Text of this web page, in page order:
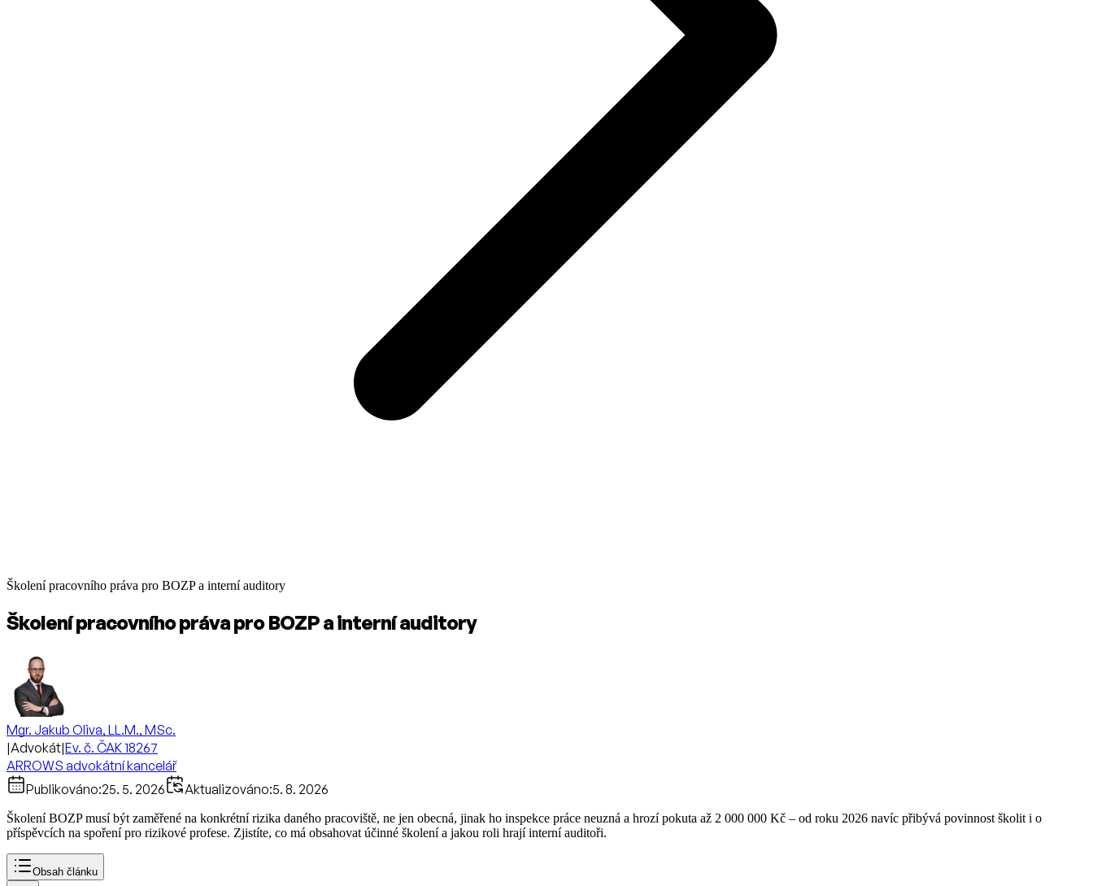
Školení pracovního práva pro BOZP a interní auditory
Školení pracovního práva pro BOZP a interní auditory
Mgr. Jakub Oliva, LL.M., MSc.
|Advokát|Ev. č. ČAK 18267
ARROWS advokátní kancelář
Publikováno:25. 5. 2026 Aktualizováno:5. 8. 2026
Školení BOZP musí být zaměřené na konkrétní rizika daného pracoviště, ne jen obecná, jinak ho inspekce práce neuzná a hrozí pokuta až 2 000 000 Kč – od roku 2026 navíc přibývá povinnost školit i o
příspěvcích na spoření pro rizikové profese. Zjistíte, co má obsahovat účinné školení a jakou roli hrají interní auditoři.
Obsah článku